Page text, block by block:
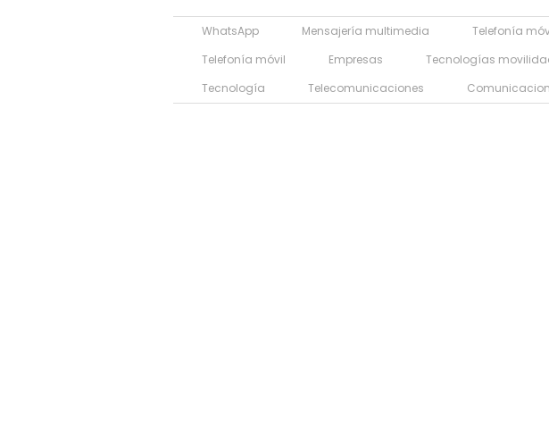
WhatsApp Mensajería multimedia
Telefonía
Telefonía móvil
Empresas Tecnologías
Tecnología
Telecomunicaciones